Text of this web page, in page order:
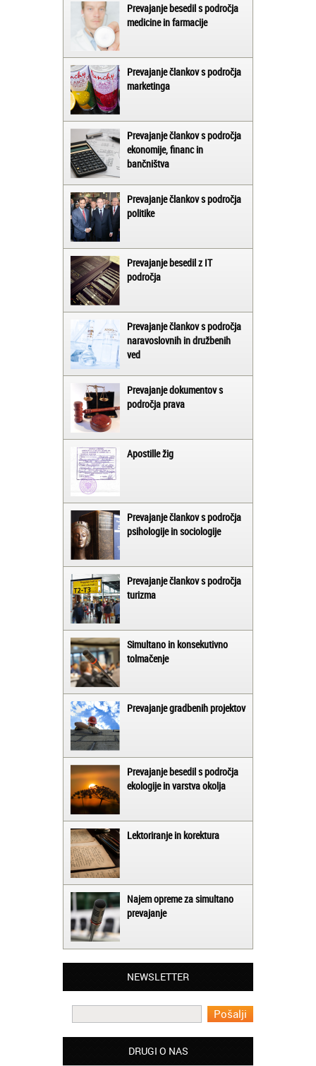
Prevajanje besedil s področja
medicine in farmacije
Prevajanje člankov s področja
marketinga
Prevajanje člankov s področja
ekonomije, financ in
bančništva
Prevajanje člankov s področja
politike
Prevajanje besedil z IT
področja
Prevajanje člankov s področja
naravoslovnih in družbenih
ved
Prevajanje dokumentov s
področja prava
Apostille žig
Prevajanje člankov s področja
psihologije in sociologije
Prevajanje člankov s področja
turizma
Simultano in konsekutivno
tolmačenje
Prevajanje gradbenih projektov
Prevajanje besedil s področja
ekologije in varstva okolja
Lektoriranje in korektura
Najem opreme za simultano
prevajanje
NEWSLETTER
DRUGI O NAS
Matjaž iz Ajdovščine:
Lahko pohvalim vse zaposlene v Akademiji
Martina iz Bleda:
Potrebovala sem prevajanje iz
madžarskega v slovenski jezik in lahko
vam rečem, da sem pozitivno presenečena